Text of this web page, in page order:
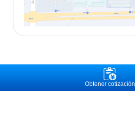
Obtener cotización